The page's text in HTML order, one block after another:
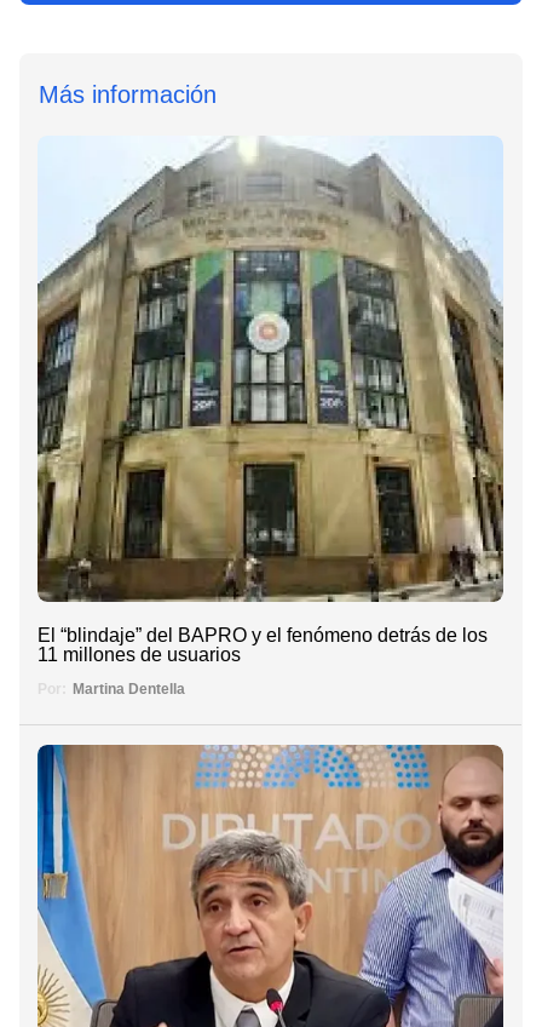
Más información
El “blindaje” del BAPRO y el fenómeno detrás de los
11 millones de usuarios
Por: Martina Dentella